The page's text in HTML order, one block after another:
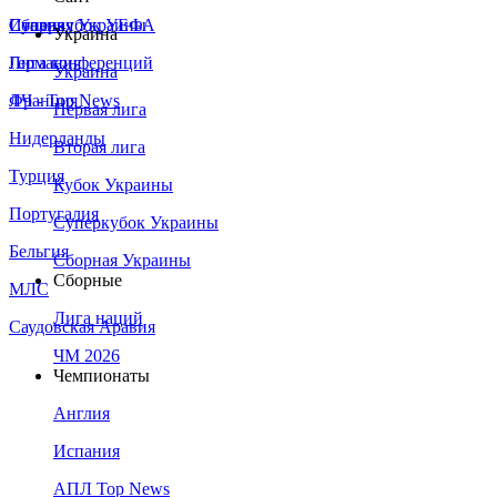
Сборная Украины
Италия
Германия
Франция
Нидерланды
Турция
Португалия
Бельгия
МЛС
Саудовская Аравия
Суперкубок УЕФА
Лига конференций
ЛЧ - Top News
Украина
Украина
Первая лига
Вторая лига
Кубок Украины
Суперкубок Украины
Сборная Украины
Сборные
Лига наций
ЧМ 2026
Чемпионаты
Англия
Испания
АПЛ Top News